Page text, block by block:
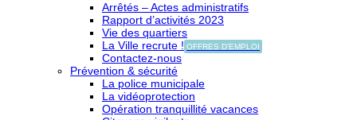
Arrêtés – Actes administratifs
Rapport d’activités 2023
Vie des quartiers
La Ville recrute ! OFFRES D'EMPLOI
Contactez-nous
Prévention & sécurité
La police municipale
La vidéoprotection
Opération tranquillité vacances